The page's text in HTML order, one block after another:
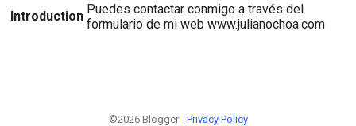
Introduction Puedes contactar conmigo a través del
formulario de mi web www.julianochoa.com
©2026 Blogger - Privacy Policy